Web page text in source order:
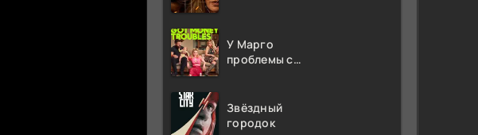
У Марго
проблемы с
Звёздный
городок